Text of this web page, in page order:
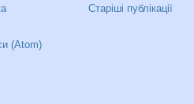
Старіші публікації
(Atom)